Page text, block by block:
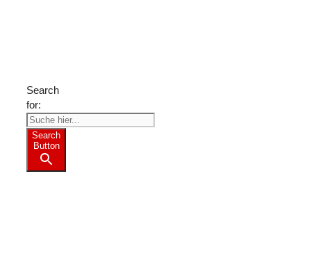
Search
for:
Search
Button